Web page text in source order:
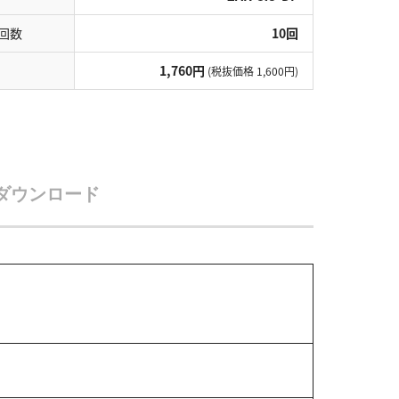
数 10回
1,760円 (税抜価格 1,600円)
ウンロード